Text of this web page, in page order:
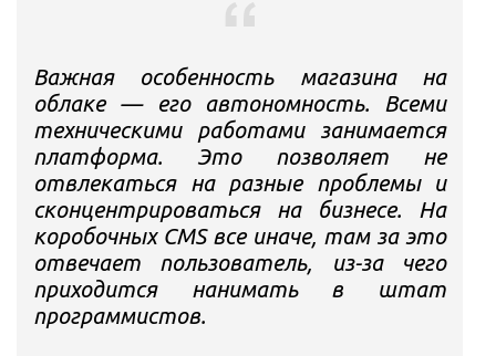
Важная особенность магазина на
облаке — его автономность. Всеми
техническими работами занимается
платформа. Это позволяет не
отвлекаться на разные проблемы и
сконцентрироваться на бизнесе. На
коробочных CMS все иначе, там за это
отвечает пользователь, из-за чего
приходится нанимать в штат
программистов.